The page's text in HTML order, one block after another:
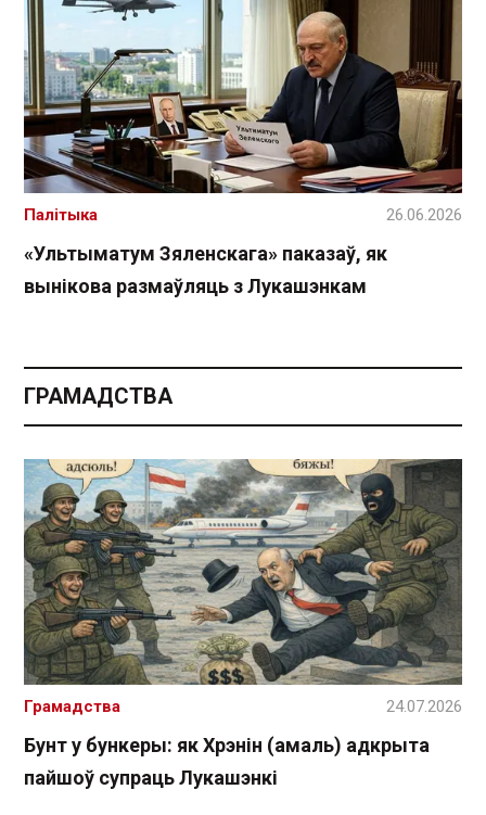
«Ультыматум Зяленскага» паказаў, як
вынікова размаўляць з Лукашэнкам
Палітыка 26.06.2026
ГРАМАДСТВА
Бунт у бункеры: як Хрэнін (амаль) адкрыта
пайшоў супраць Лукашэнкі
Грамадства 24.07.2026